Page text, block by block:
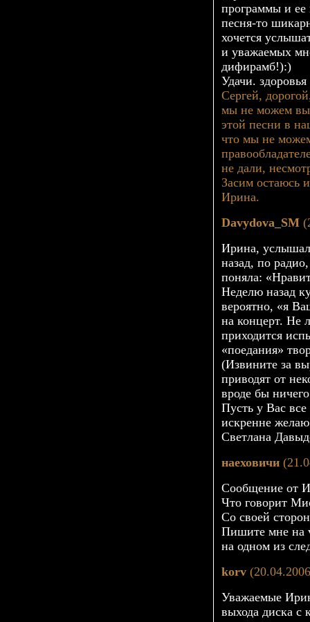
программы и ее
песня-то
хочется
и уважаемых
дифирамб!):)
Удачи.
Cергей,
мы не можем
этой песни в
что мы не
не дали,
Засим остаюсь
Ирина.
Davydova_SM
Ирина,
назад, по
поняла:
Неделю назад
вероятно, «я
на концерт. Не
приходится
«поедания»
(Извините за
приводят от
вроде бы
Пусть у Вас
искренне
Светлана
наеховичи
Сообщение от
Что говорит
Со своей
Пишите мне на
на одном из
korv
Уважаемые
выхода диска с